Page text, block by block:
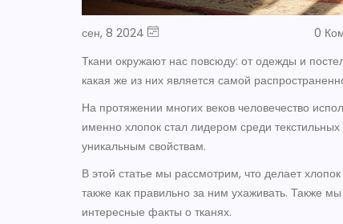
сен, 8 2024 0
Ткани окружают нас повсюду: от одежды и
какая же из них является самой
На протяжении многих веков человечество
именно хлопок стал лидером среди
уникальным свойствам.
В этой статье мы рассмотрим, что делает
также как правильно за ним ухаживать. Также
интересные факты о тканях.